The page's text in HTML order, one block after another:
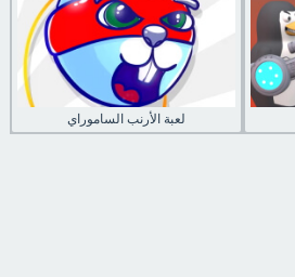
لعبة الأرنب الساموراي